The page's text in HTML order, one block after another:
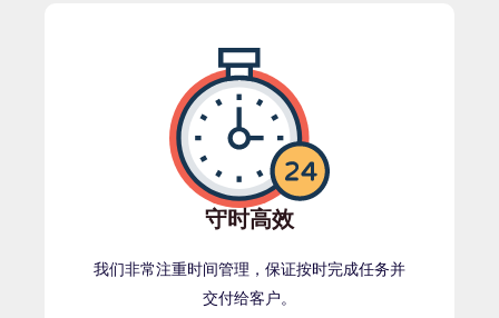
守时高效
我们非常注重时间管理，保证按时完成任务并
交付给客户。